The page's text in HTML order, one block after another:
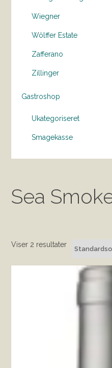
Wiegner
Wölffer Estate
Zafferano
Zillinger
Gastroshop
Ukategoriseret
Smagekasse
Sea
Viser 2 resultater